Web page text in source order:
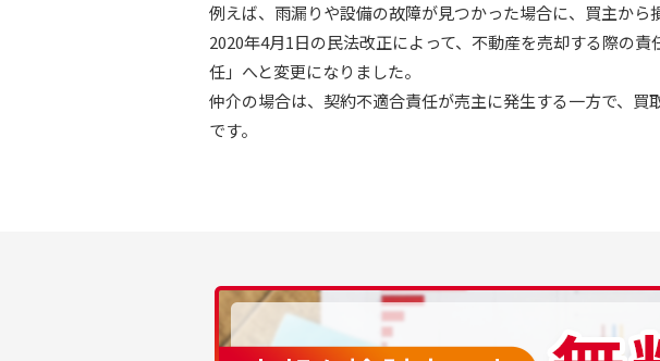
例えば、雨漏りや設備の故障が見つかった場合に、買主から
2020年4月1日の民法改正によって、不動産を売却する際の
任」へと変更になりました。
仲介の場合は、契約不適合責任が売主に発生する一方で、
です。